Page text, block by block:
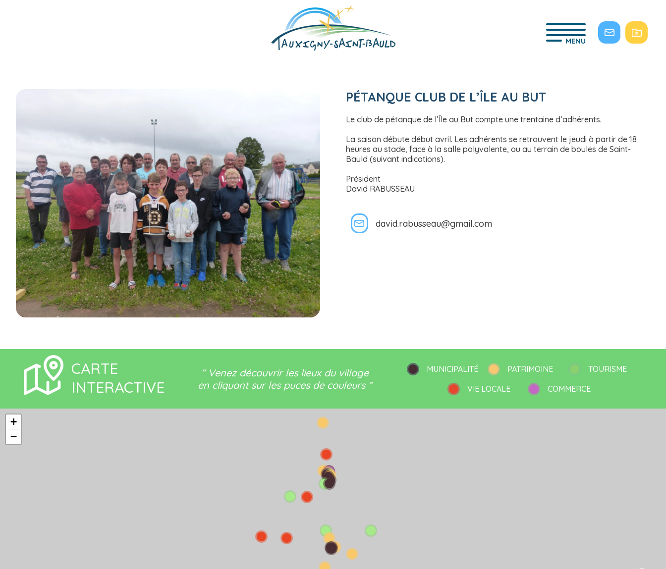
MENU
PÉTANQUE CLUB DE L’ÎLE AU BUT
Le club de pétanque de l’Île au But compte une trentaine d’adhérents.
La saison débute début avril. Les adhérents se retrouvent le jeudi à partir de 18
heures au stade, face à la salle polyvalente, ou au terrain de boules de Saint-
Bauld (suivant indications).
Président
David RABUSSEAU
david.rabusseau@gmail.com
CARTE
INTERACTIVE
“ Venez découvrir les lieux du village
en cliquant sur les puces de couleurs ”
MUNICIPALITÉ PATRIMOINE
TOURISME
VIE LOCALE
COMMERCE
+
−